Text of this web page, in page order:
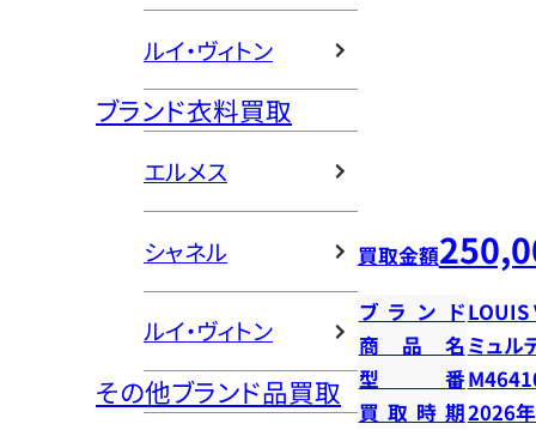
ルイ・ヴィトン
ブランド衣料買取
エルメス
シャネル
ルイ・ヴィトン
その他ブランド品買取
買取金額
ブランドLOUIS
商品名 ミュル
型番
買取時期2026